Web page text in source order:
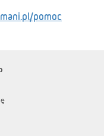
pomoc